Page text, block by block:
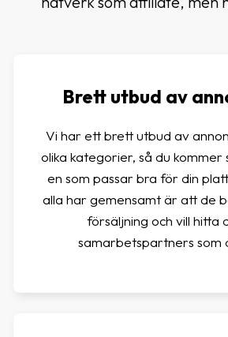
Brett utbud av
Vi har ett brett utbud av
olika kategorier, så du
en som passar bra för din
alla har gemensamt är att de
försäljning och vill hitta
samarbetspartners som